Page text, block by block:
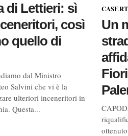
di Lettieri: sì
così
quello di
dal Ministro
Salvini che vi è la
ulteriori inceneritori in
Questa...
Un